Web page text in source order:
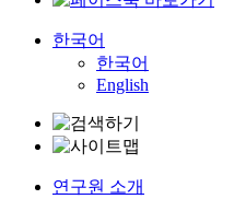
한국어
한국어
English
연구원 소개